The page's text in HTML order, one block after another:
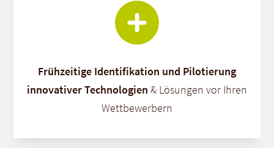
Frühzeitige Identifikation und Pilotierung
innovativer Technologien & Lösungen vor Ihren
Wettbewerbern